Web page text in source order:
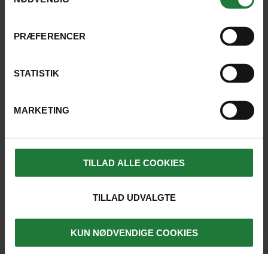
PRÆFERENCER
STATISTIK
MARKETING
TILLAD ALLE COOKIES
TILLAD UDVALGTE
KUN NØDVENDIGE COOKIES
Klik og se stort kort
DAG 2